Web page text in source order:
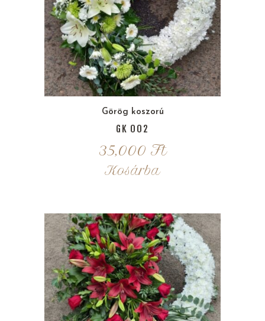
Görög koszorú
GK 002
35,000 Ft
Kosárba